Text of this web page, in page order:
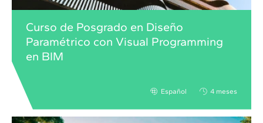
Curso de Posgrado en Diseño
Paramétrico con Visual Programming
en BIM
Español 4 meses